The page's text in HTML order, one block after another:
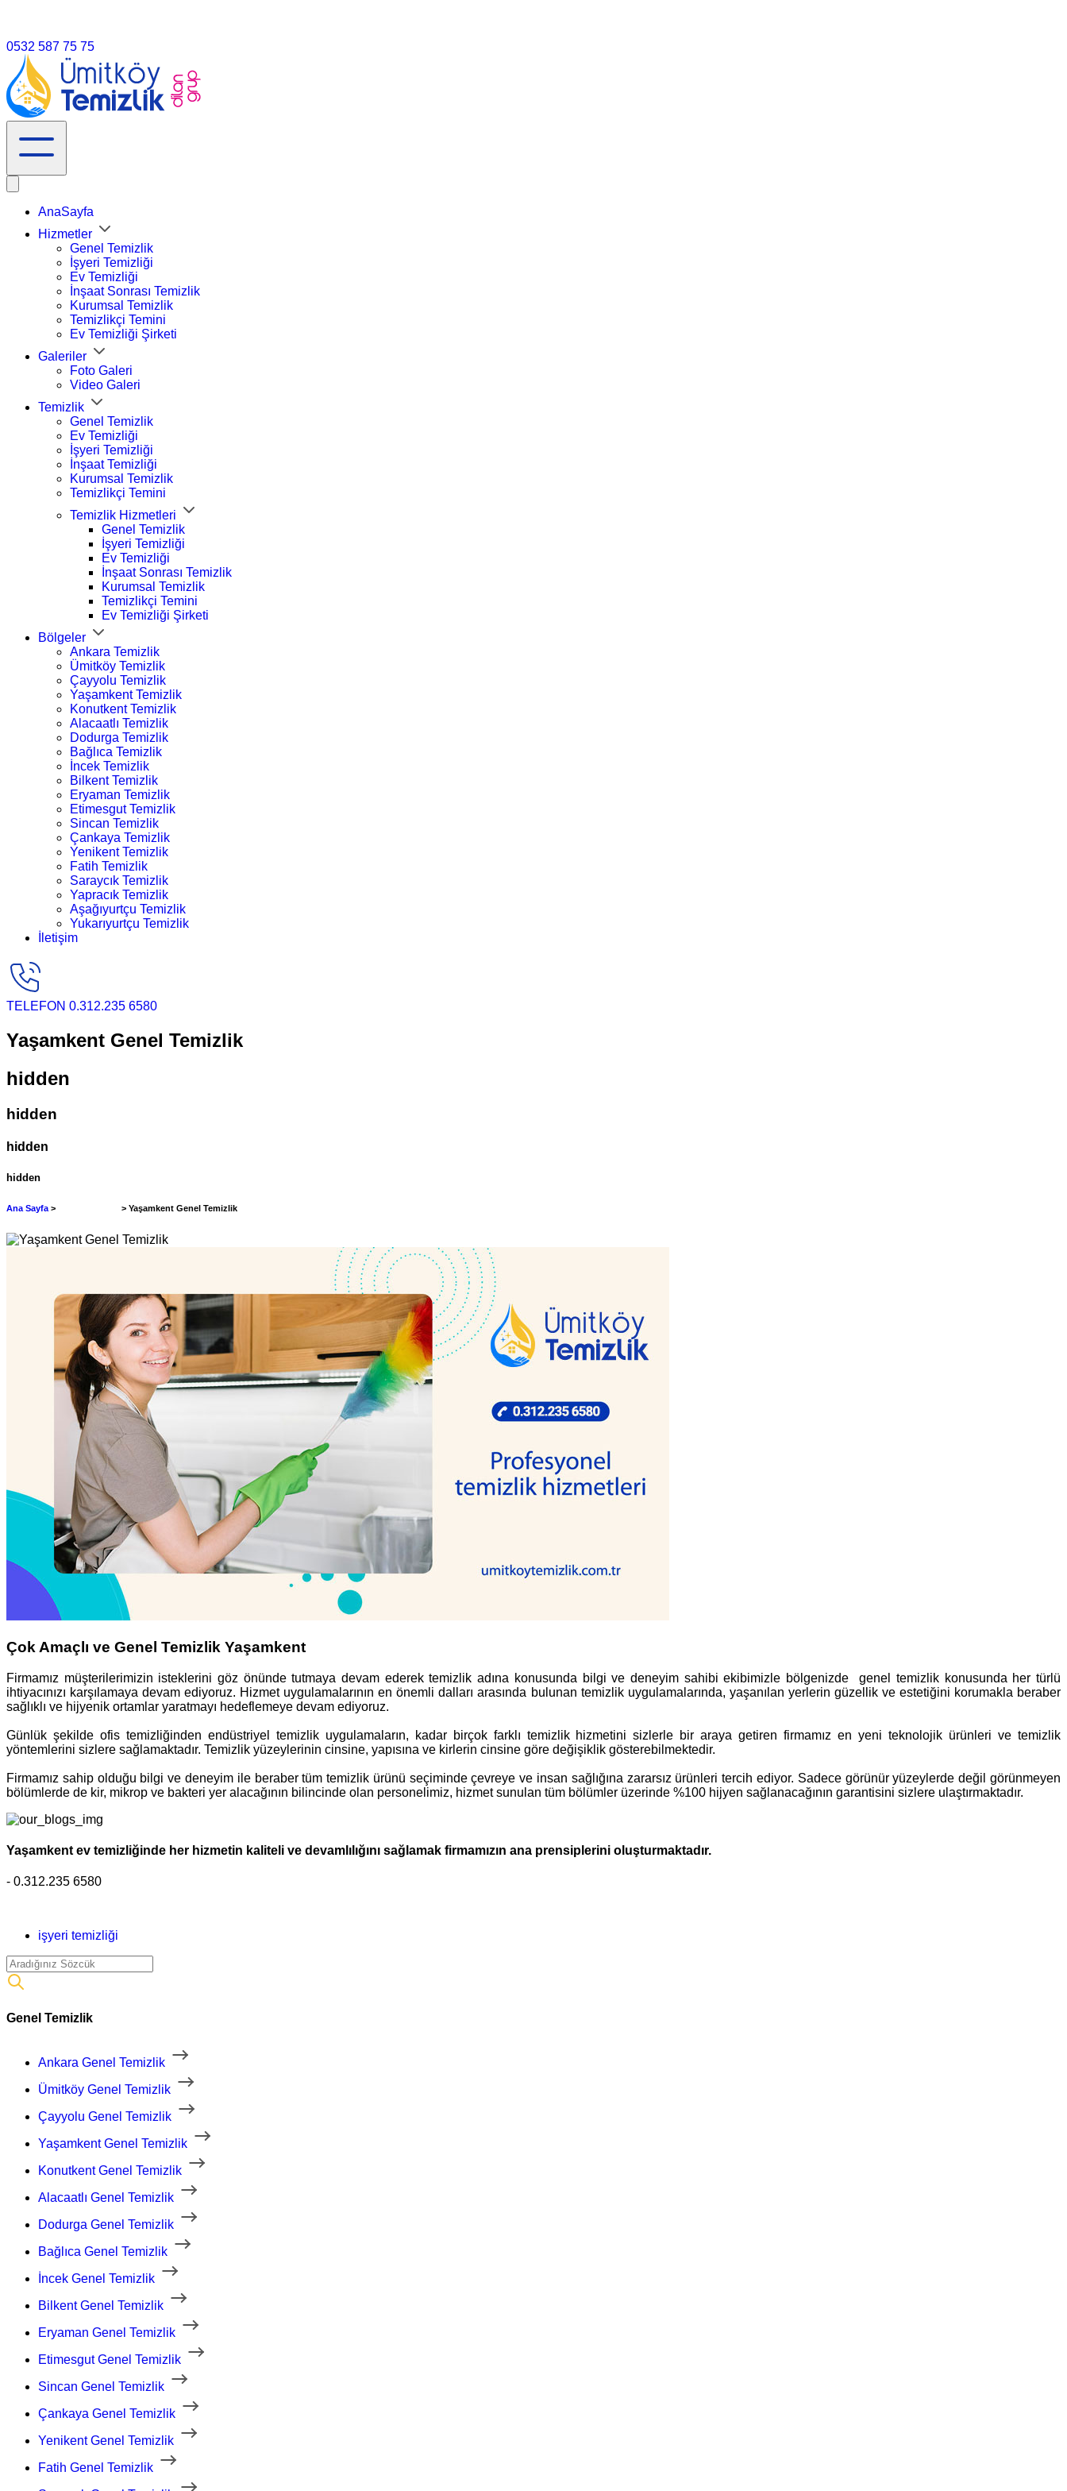
0532 587 75 75
AnaSayfa
Hizmetler
Genel Temizlik
İşyeri Temizliği
Ev Temizliği
İnşaat Sonrası Temizlik
Kurumsal Temizlik
Temizlikçi Temini
Ev Temizliği Şirketi
Galeriler
Foto Galeri
Video Galeri
Temizlik
Genel Temizlik
Ev Temizliği
İşyeri Temizliği
İnşaat Temizliği
Kurumsal Temizlik
Temizlikçi Temini
Temizlik Hizmetleri
Genel Temizlik
İşyeri Temizliği
Ev Temizliği
İnşaat Sonrası Temizlik
Kurumsal Temizlik
Temizlikçi Temini
Ev Temizliği Şirketi
Bölgeler
Ankara Temizlik
Ümitköy Temizlik
Çayyolu Temizlik
Yaşamkent Temizlik
Konutkent Temizlik
Alacaatlı Temizlik
Dodurga Temizlik
Bağlıca Temizlik
İncek Temizlik
Bilkent Temizlik
Eryaman Temizlik
Etimesgut Temizlik
Sincan Temizlik
Çankaya Temizlik
Yenikent Temizlik
Fatih Temizlik
Saraycık Temizlik
Yapracık Temizlik
Aşağıyurtçu Temizlik
Yukarıyurtçu Temizlik
İletişim
TELEFON 0.312.235 6580
Yaşamkent Genel Temizlik
hidden
hidden
hidden
hidden
Ana Sayfa > > Yaşamkent Genel Temizlik
Çok Amaçlı ve Genel Temizlik Yaşamkent
Firmamız müşterilerimizin isteklerini göz önünde tutmaya devam ederek temizlik adına konusunda bilgi ve deneyim sahibi ekibimizle bölgenizde genel temizlik konusunda her türlü
ihtiyacınızı karşılamaya devam ediyoruz. Hizmet uygulamalarının en önemli dalları arasında bulunan temizlik uygulamalarında, yaşanılan yerlerin güzellik ve estetiğini korumakla beraber
sağlıklı ve hijyenik ortamlar yaratmayı hedeflemeye devam ediyoruz.
Günlük şekilde ofis temizliğinden endüstriyel temizlik uygulamaların, kadar birçok farklı temizlik hizmetini sizlerle bir araya getiren firmamız en yeni teknolojik ürünleri ve temizlik
yöntemlerini sizlere sağlamaktadır. Temizlik yüzeylerinin cinsine, yapısına ve kirlerin cinsine göre değişiklik gösterebilmektedir.
Firmamız sahip olduğu bilgi ve deneyim ile beraber tüm temizlik ürünü seçiminde çevreye ve insan sağlığına zararsız ürünleri tercih ediyor. Sadece görünür yüzeylerde değil görünmeyen
bölümlerde de kir, mikrop ve bakteri yer alacağının bilincinde olan personelimiz, hizmet sunulan tüm bölümler üzerinde %100 hijyen sağlanacağının garantisini sizlere ulaştırmaktadır.
Yaşamkent ev temizliğinde her hizmetin kaliteli ve devamlılığını sağlamak firmamızın ana prensiplerini oluşturmaktadır.
- 0.312.235 6580
işyeri temizliği
Genel Temizlik
Ankara Genel Temizlik
Ümitköy Genel Temizlik
Çayyolu Genel Temizlik
Yaşamkent Genel Temizlik
Konutkent Genel Temizlik
Alacaatlı Genel Temizlik
Dodurga Genel Temizlik
Bağlıca Genel Temizlik
İncek Genel Temizlik
Bilkent Genel Temizlik
Eryaman Genel Temizlik
Etimesgut Genel Temizlik
Sincan Genel Temizlik
Çankaya Genel Temizlik
Yenikent Genel Temizlik
Fatih Genel Temizlik